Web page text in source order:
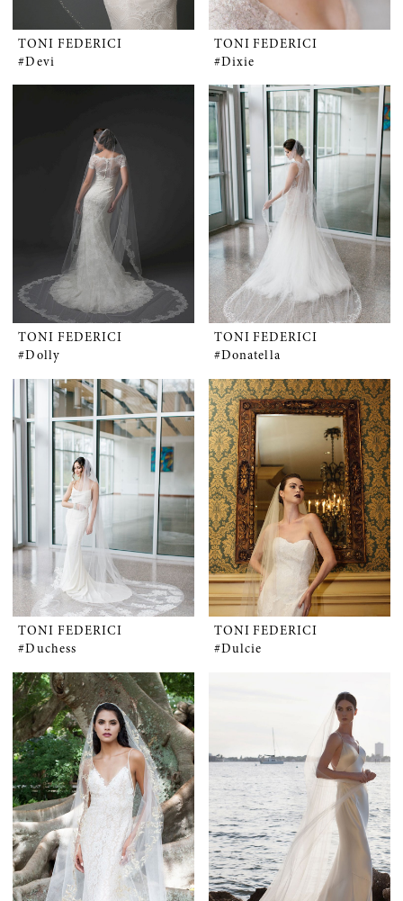
TONI FEDERICI
#Devi
TONI FEDERICI
#Dixie
TONI FEDERICI
#Dolly
TONI FEDERICI
#Donatella
TONI FEDERICI
#Duchess
TONI FEDERICI
#Dulcie